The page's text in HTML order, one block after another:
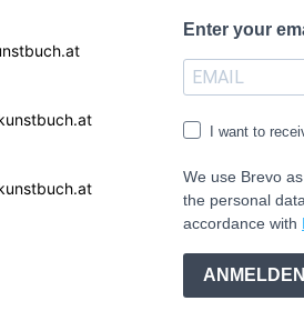
Enter your
I want to
We use Brevo
the personal
accordance with
ANMELDEN